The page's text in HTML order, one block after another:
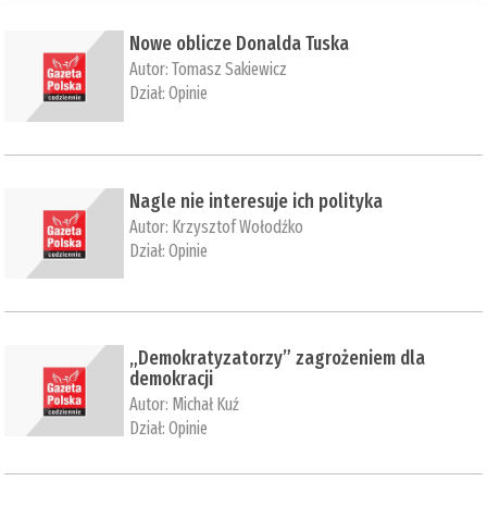
Nowe oblicze Donalda Tuska
Autor:Tomasz Sakiewicz
Dział:Opinie
Nagle nie interesuje ich polityka
Autor: Krzysztof Wołodźko
Dział:Opinie
„Demokratyzatorzy” zagrożeniem dla
demokracji
Autor: Michał Kuź
Dział:Opinie